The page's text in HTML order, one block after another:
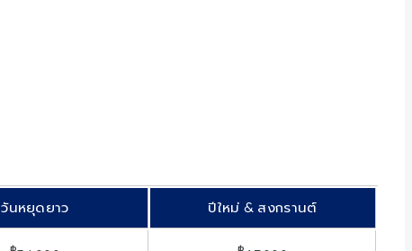
วันหยุดยาว ปีใหม่ & สงกรานต์